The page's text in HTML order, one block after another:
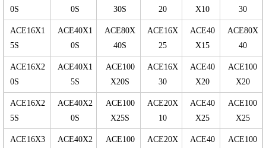
0S
0S
30S
20
X10
30
ACE16X1
5S
ACE40X1
0S
ACE80X
40S
ACE16X
25
ACE40
X15
ACE80X
40
ACE16X2
0S
ACE40X1
5S
ACE100
X20S
ACE16X
30
ACE40
X20
ACE100
X20
ACE16X2
5S
ACE40X2
0S
ACE100
X25S
ACE20X
10
ACE40
X25
ACE100
X25
ACE16X3
ACE40X2
ACE100
ACE20X
ACE40
ACE100